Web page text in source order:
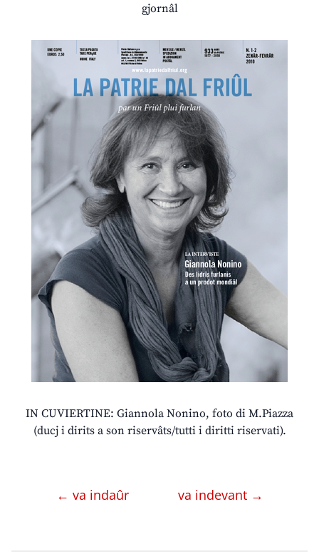
gjornâl
IN CUVIERTINE: Giannola Nonino, foto di M.Piazza
(ducj i dirits a son riservâts/tutti i diritti riservati).
← va indaûr va indevant →